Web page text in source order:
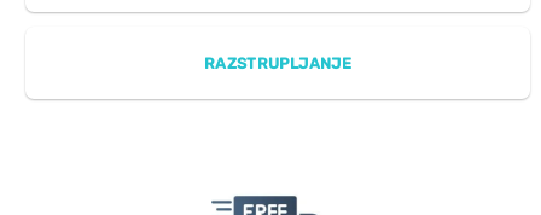
RAZSTRUPLJANJE